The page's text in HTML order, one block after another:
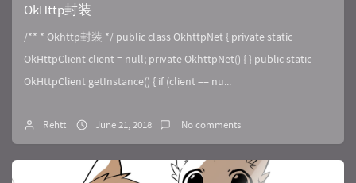
OkHttp封装
/** * Okhttp封装 */ public class OkhttpNet { private static
OkHttpClient client = null; private OkhttpNet() { } public static
OkHttpClient getInstance() { if (client == nu...
Rehtt June 21, 2018 No comments